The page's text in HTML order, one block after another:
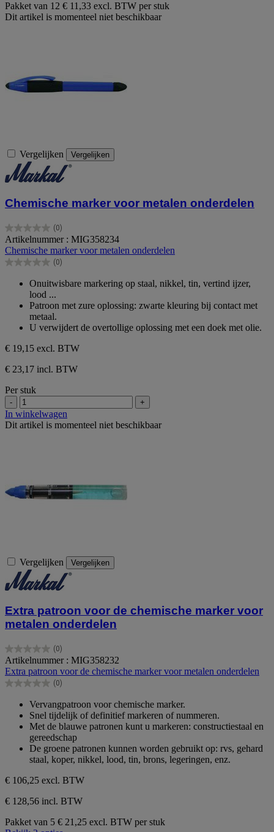
Pakket van 12 € 11,33 excl. BTW per stuk
Dit artikel is momenteel niet beschikbaar
Vergelijken Vergelijken
Chemische marker voor metalen onderdelen
(0)
0.0
van
de
5
Artikelnummer : MIG358234
Chemische marker voor metalen onderdelen
(0)
0.0
sterren.
Onuitwisbare markering op staal, nikkel, tin, vertind ijzer,
lood ...
Patroon met zure oplossing: zwarte kleuring bij contact met
metaal.
U verwijdert de overtollige oplossing met een doek met olie.
€ 19,15 excl. BTW
€ 23,17 incl. BTW
Per stuk
- +
In winkelwagen
Dit artikel is momenteel niet beschikbaar
Vergelijken Vergelijken
Extra patroon voor de chemische marker voor
metalen onderdelen
(0)
0.0
van
de
5
Artikelnummer : MIG358232
Extra patroon voor de chemische marker voor metalen onderdelen
(0)
0.0
sterren.
Vervangpatroon voor chemische marker.
Snel tijdelijk of definitief markeren of nummeren.
Met de blauwe patronen kunt u markeren: constructiestaal en
gereedschap
De groene patronen kunnen worden gebruikt op: rvs, gehard
staal, koper, nikkel, lood, tin, brons, legeringen, enz.
€ 106,25 excl. BTW
€ 128,56 incl. BTW
Pakket van 5 € 21,25 excl. BTW per stuk